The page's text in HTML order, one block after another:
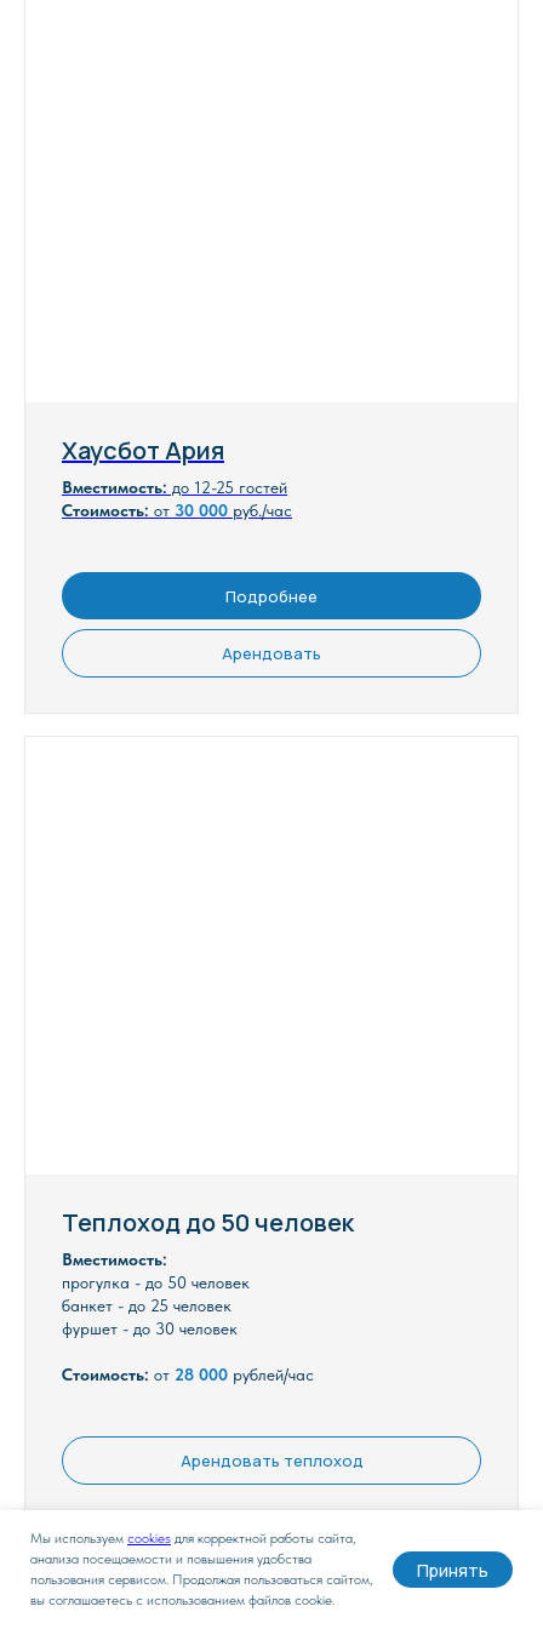
Хаусбот Ария
Вместимость: до 12-25 гостей
Стоимость: от 30 000 руб./час
Подробнее
Арендовать
Теплоход до 50 человек
Вместимость:
прогулка - до 50 человек
банкет - до 25 человек
фуршет - до 30 человек
Стоимость: от 28 000 рублей/час
Арендовать теплоход
Мы используем cookies для корректной работы сайта,
анализа посещаемости и повышения удобства
пользования сервисом. Продолжая пользоваться сайтом,
вы соглашаетесь с использованием файлов cookie.
Принять